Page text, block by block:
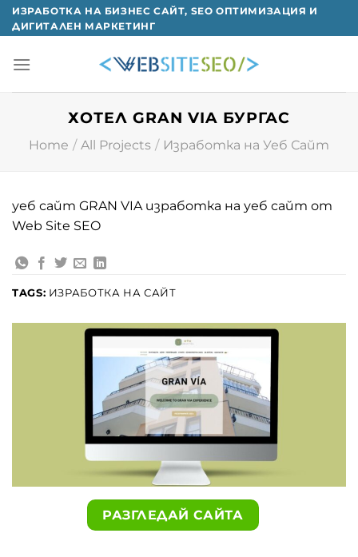
Skip
to
ИЗРАБОТКА НА БИЗНЕС САЙТ, SEO ОПТИМИЗАЦИЯ И
ДИГИТАЛЕН МАРКЕТИНГ
ХОТЕЛ GRAN VIA БУРГАС
Home / All Projects / Изработка на Уеб Сайт
уеб сайт GRAN VIA изработка на уеб сайт от
Web Site SEO
TAGS: ИЗРАБОТКА НА САЙТ
РАЗГЛЕДАЙ САЙТА